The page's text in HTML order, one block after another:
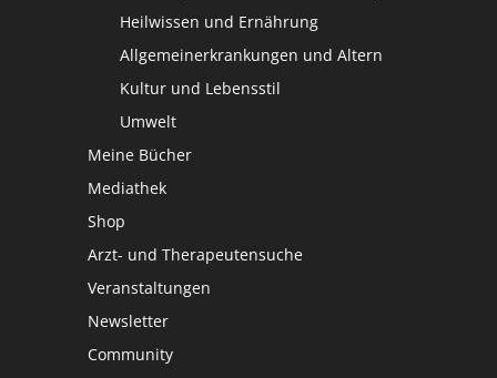
Heilwissen und Ernährung
Allgemeinerkrankungen und Altern
Kultur und Lebensstil
Umwelt
Meine Bücher
Mediathek
Shop
Arzt- und Therapeutensuche
Veranstaltungen
Newsletter
Community